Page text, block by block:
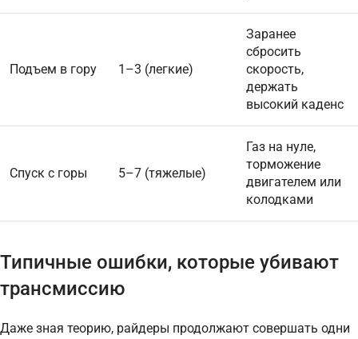
Подъем в гору 1–3 (легкие)
Заранее
сбросить
скорость,
держать
высокий каденс
Спуск с горы 5–7 (тяжелые)
Газ на нуле,
торможение
двигателем или
колодками
Типичные ошибки, которые убивают
трансмиссию
Даже зная теорию, райдеры продолжают совершать одни